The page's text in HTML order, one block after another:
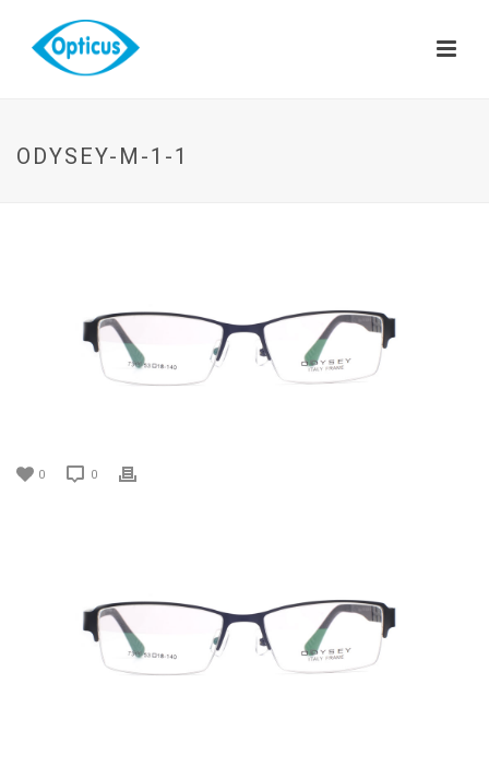
ODYSEY-M-1-1
0 0